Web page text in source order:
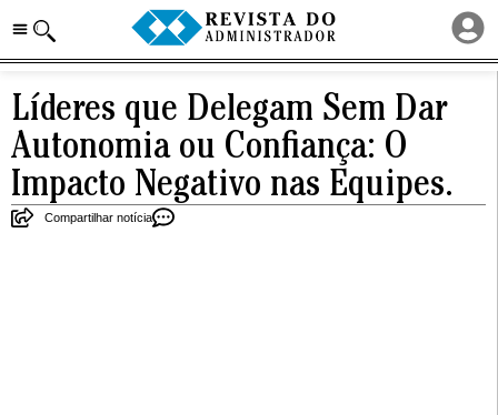
Líderes que Delegam Sem Dar
Autonomia ou Confiança: O
Impacto Negativo nas Equipes.
Compartilhar notícia